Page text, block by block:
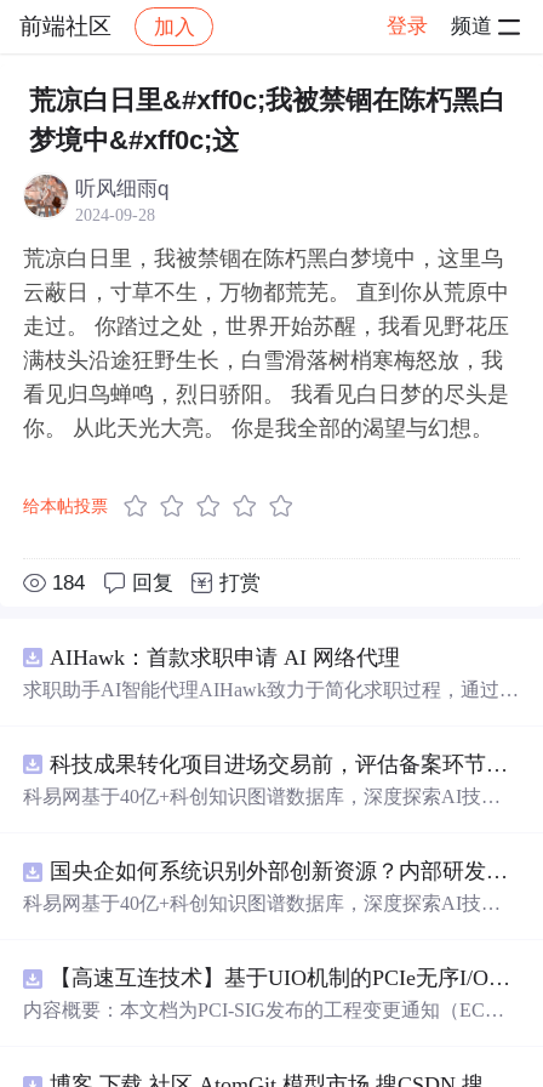
前端社区 加入 登录 频道
社区 前端社区 感慨 帖子详情
荒凉白日里&#xff0c;我被禁锢在陈朽黑白
梦境中&#xff0c;这
听风细雨q
2024-09-28
荒凉白日里，我被禁锢在陈朽黑白梦境中，这里乌
云蔽日，寸草不生，万物都荒芜。 直到你从荒原中
走过。 你踏过之处，世界开始苏醒，我看见野花压
满枝头沿途狂野生长，白雪滑落树梢寒梅怒放，我
看见归鸟蝉鸣，烈日骄阳。 我看见白日梦的尽头是
你。 从此天光大亮。 你是我全部的渴望与幻想。
给本帖投票
184 回复 打赏
AIHawk：首款求职申请 AI 网络代理
求职助手AI智能代理AIHawk致力于简化求职过程，通过自
科技成果转化项目进场交易前，评估备案环节需要准备哪些材料？.docx
科易网基于40亿+科创知识图谱数据库，深度探索AI技术
新领域的AI+数智化解决方案，推动科技创新与产业创新
智能化发展。
国央企如何系统识别外部创新资源？内部研发体系完善，但对外部高校、
科易网基于40亿+科创知识图谱数据库，深度探索AI技术
新领域的AI+数智化解决方案，推动科技创新与产业创新
智能化发展。
【高速互连技术】基于UIO机制的PCIe无序I/O扩展：多路径架构下内存请求的高性能传输与排序控制方案设计
内容概要：本文档为PCI-SIG发布的工程变更通知（EC